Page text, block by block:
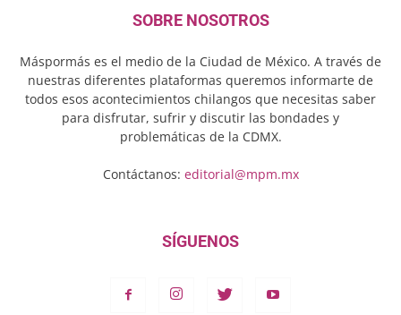
SOBRE NOSOTROS
Máspormás es el medio de la Ciudad de México. A través de
nuestras diferentes plataformas queremos informarte de
todos esos acontecimientos chilangos que necesitas saber
para disfrutar, sufrir y discutir las bondades y
problemáticas de la CDMX.
Contáctanos: editorial@mpm.mx
SÍGUENOS